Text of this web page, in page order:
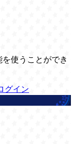
使うことができ
グイン